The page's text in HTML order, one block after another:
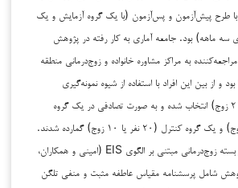
با طرح پیش‌آزمون و پس‌آزمون (با یک گروه آزمایش و یک
سه ماهه) بود. جامعه آماری به کار رفته در پژوهش
به مراکز مشاوره خانواده و زوج‌درمانی منطقه
۱۰ تهران در سال ۱۴۰۱ بود و از بین این افراد با استفاده از شیوه نمونه‌گیری
هدفمند تعداد ۴۰ نفر (۲۰ زوج) انتخاب شده و به صورت تصادفی در یک گروه
آزمایش (۲۰ نفر یا ۱۰ زوج) و یک گروه کنترل (۲۰ نفر یا ۱۰ زوج) گمارده شدند.
سپس، روی گروه آزمایش بسته زوج‌درمانی مبتنی بر الگوی EIS (امینی و همکاران،
پژوهش شامل پرسشنامه مقیاس عاطفه مثبت و منفی تلگن